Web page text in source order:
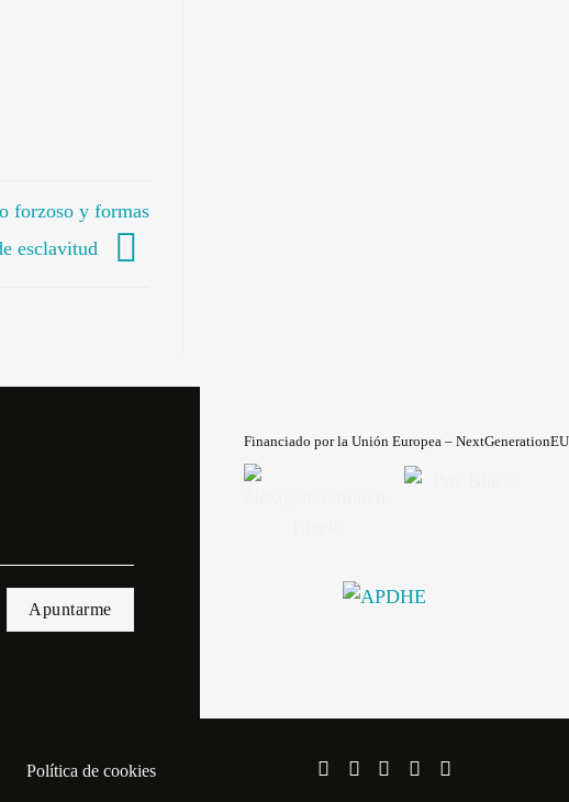
forzoso y formas
esclavitud
Financiado por la Unión Europea –
Política de cookies